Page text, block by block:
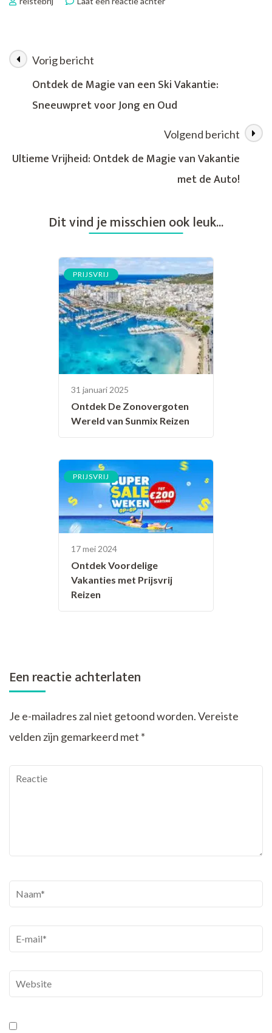
Vakantie!
Berichtnavigatie
Vorig bericht
Ontdek de Magie van een Ski Vakantie:
Sneeuwpret voor Jong en Oud
Volgend bericht
Ultieme Vrijheid: Ontdek de Magie van Vakantie
met de Auto!
Dit vind je misschien ook leuk...
PRIJSVRIJ
31 januari 2025
Ontdek De Zonovergoten
Wereld van Sunmix Reizen
PRIJSVRIJ
17 mei 2024
Ontdek Voordelige
Vakanties met Prijsvrij
Reizen
Een reactie achterlaten
Je e-mailadres zal niet getoond worden.Vereiste
velden zijn gemarkeerd met *
Reactie
Naam*
E-
mail*
Website